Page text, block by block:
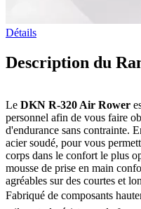
Détails
Description du
Le DKN R-320 Air Rower
personnel afin de vous faire
d'endurance sans contrainte.
acier soudé, pour vous
corps dans le confort le plus
mousse de prise en main
agréables sur des courtes et
Fabriqué de composants